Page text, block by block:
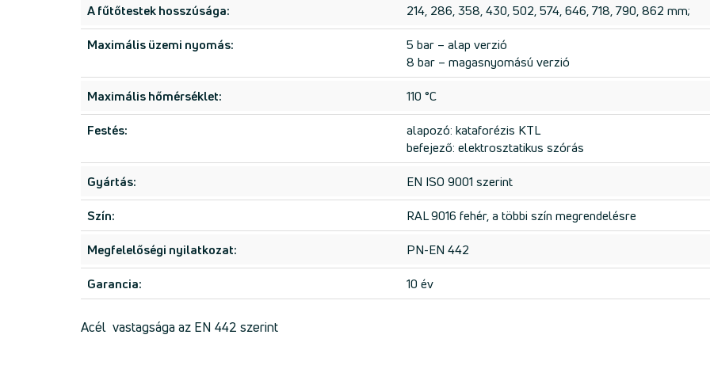
A fűtőtestek hosszúsága:
214, 286, 358, 430, 502, 574, 646, 718, 790, 862 mm;
Maximális üzemi nyomás:
5 bar – alap verzió
8 bar – magasnyomású verzió
Maximális hőmérséklet:
110 °C
Festés:
alapozó: kataforézis KTL
befejező: elektrosztatikus szórás
Gyártás:
EN ISO 9001 szerint
Szín:
RAL 9016 fehér, a többi szín megrendelésre
Megfelelőségi nyilatkozat:
PN-EN 442
Garancia:
10 év
Acél vastagsága az EN 442 szerint